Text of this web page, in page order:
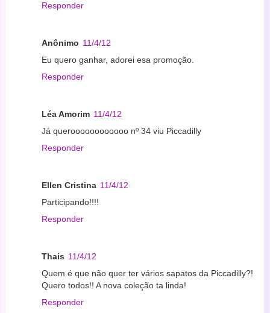
Responder
Anônimo 11/4/12
Eu quero ganhar, adorei esa promoção.
Responder
Léa Amorim 11/4/12
Já queroooooooooooo nº 34 viu Piccadilly
Responder
Ellen Cristina 11/4/12
Participando!!!!
Responder
Thais 11/4/12
Quem é que não quer ter vários sapatos da Piccadilly?!
Quero todos!! A nova coleção ta linda!
Responder